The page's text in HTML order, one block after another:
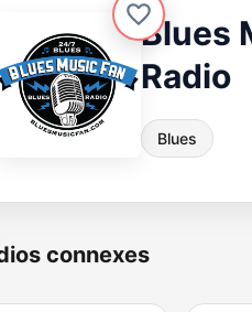
Blues
Radio
Blues
connexes